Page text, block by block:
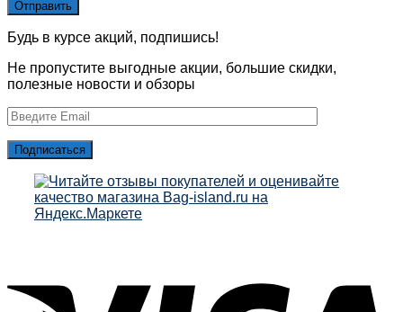
Будь в курсе акций, подпишись!
Не пропустите выгодные акции, большие скидки,
полезные новости и обзоры